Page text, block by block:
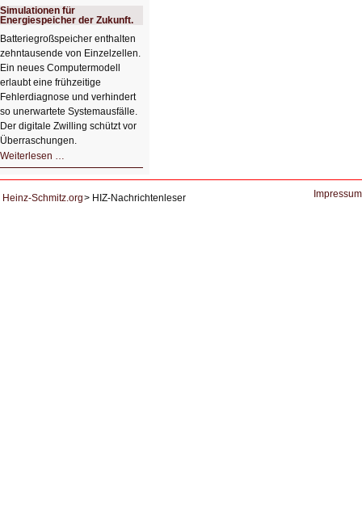
System
zur
Lernunterstützung
von
Studierenden
Simulationen für
Energiespeicher der Zukunft.
Batteriegroßspeicher enthalten
zehntausende von Einzelzellen.
Ein neues Computermodell
erlaubt eine frühzeitige
Fehlerdiagnose und verhindert
so unerwartete Systemausfälle.
Der digitale Zwilling schützt vor
Überraschungen.
Weiterlesen …
für
Zukunft.
Heinz-Schmitz.org HIZ-Nachrichtenleser Impressum